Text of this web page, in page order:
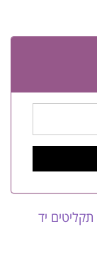
תקליטים יד